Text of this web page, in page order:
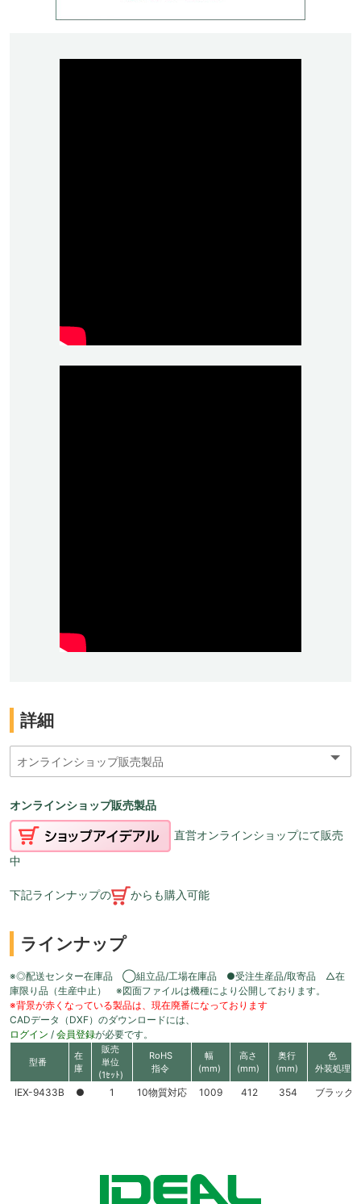
詳細
オンラインショップ販売製品
直営オンラインショップにて販売
中
下記ラインナップの からも購入可能
ラインナップ
※◎配送センター在庫品 ◯組立品/工場在庫品 ●受注生産品/取寄品 △在
庫限り品（生産中止） ※図面ファイルは機種により公開しております。
※背景が赤くなっている製品は、現在廃番になっております
CADデータ（DXF）のダウンロードには、
ログイン / 会員登録が必要です。
型番
在
庫
販売
単位
(1ｾｯﾄ)
RoHS
指令
幅
(mm)
高さ
(mm)
奥行
(mm)
色
外装処理
IEX-9433B ● 1 10物質対応 1009 412 354 ブラック